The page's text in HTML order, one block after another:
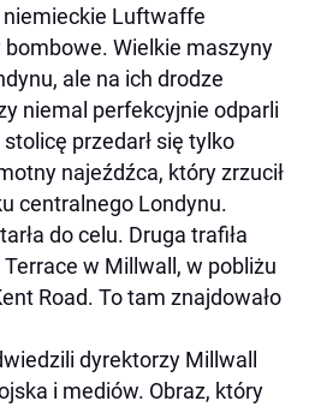
Luftwaffe
bombowe. Wielkie maszyny
ale na ich drodze
niemal perfekcyjnie odparli
przedarł się tylko
najeźdźca, który zrzucił
centralnego Londynu.
do celu. Druga trafiła
w Millwall, w pobliżu
Road. To tam znajdowało
dyrektorzy Millwall
i mediów. Obraz, który